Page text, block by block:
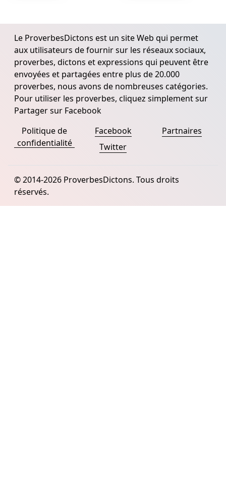
Le ProverbesDictons est un site Web qui permet
aux utilisateurs de fournir sur les réseaux sociaux,
proverbes, dictons et expressions qui peuvent être
envoyées et partagées entre plus de 20.000
proverbes, nous avons de nombreuses catégories.
Pour utiliser les proverbes, cliquez simplement sur
Partager sur Facebook
Politique de
confidentialité
Facebook
Twitter
Partnaires
© 2014-2026 ProverbesDictons. Tous droits
réservés.